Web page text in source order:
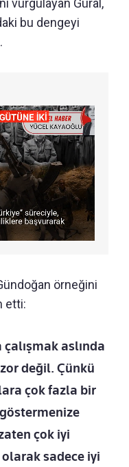
vurgulayan Güral,
bu dengeyi
örneğini
etti:
aslında
değil. Çünkü
çok fazla bir
çok iyi
sadece iyi